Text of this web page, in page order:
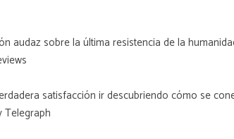
audaz sobre la última resistencia de la
satisfacción ir descubriendo cómo se
Telegraph